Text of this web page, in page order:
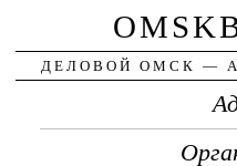
ДЕЛОВОЙ ОМСК —